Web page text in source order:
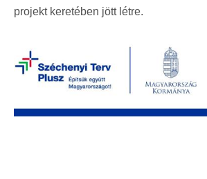
projekt keretében jött létre.